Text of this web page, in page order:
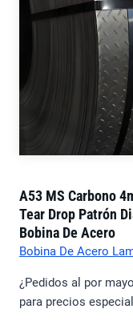
A53 MS Carbono
Tear Drop Patrón
Bobina De Acero
Bobina De Acero
¿Pedidos al por
para precios